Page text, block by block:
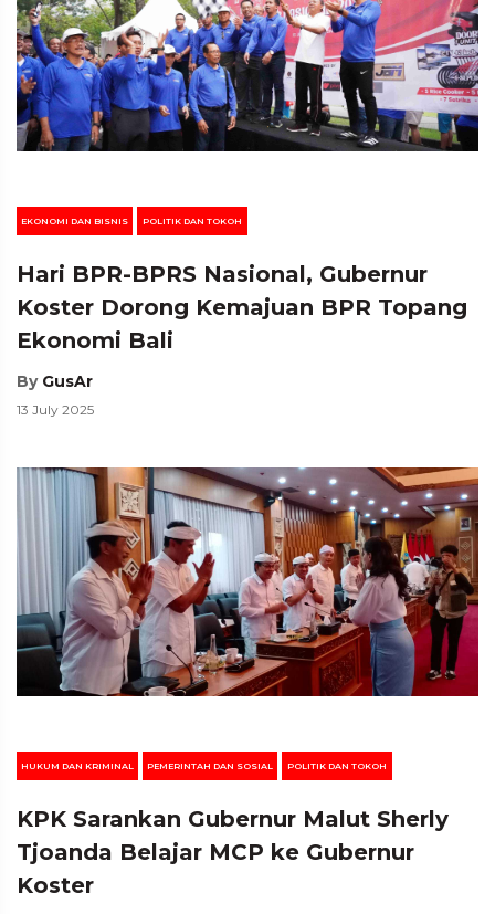
EKONOMI DAN BISNIS POLITIK DAN TOKOH
Hari BPR-BPRS Nasional, Gubernur
Koster Dorong Kemajuan BPR Topang
Ekonomi Bali
By GusAr
13 July 2025
HUKUM DAN KRIMINAL PEMERINTAH DAN SOSIAL POLITIK DAN TOKOH
KPK Sarankan Gubernur Malut Sherly
Tjoanda Belajar MCP ke Gubernur
Koster